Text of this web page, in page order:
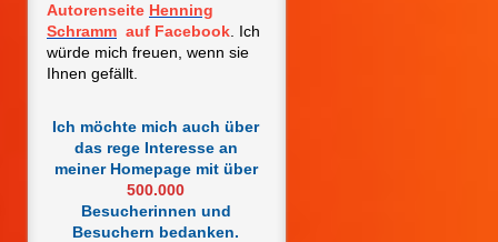
Autorenseite Henning
Schramm auf Facebook . Ich
würde mich freuen, wenn sie
Ihnen gefällt.
Ich möchte mich auch über
das rege Interesse an
meiner Homepage mit über
500.000
Besucherinnen und
Besuchern bedanken.